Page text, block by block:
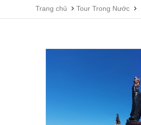
Trang chủ Tour Trong Nước